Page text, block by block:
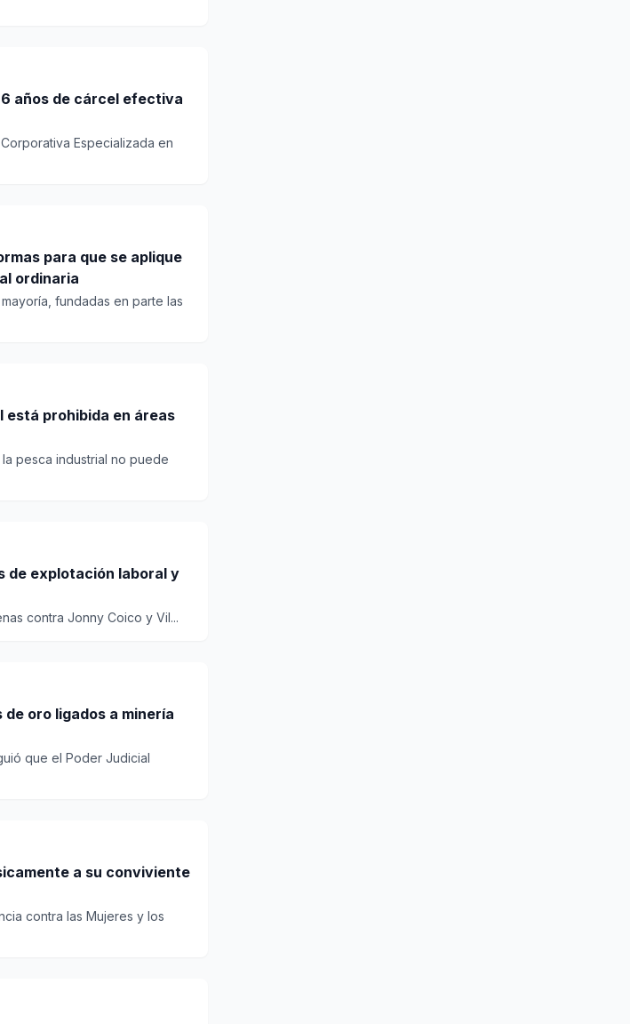
años de cárcel efectiva
Especializada en
para que se aplique
ordinaria
fundadas en parte las
está prohibida en áreas
pesca industrial no puede
de explotación laboral y
contra Jonny Coico y Vil...
oro ligados a minería
que el Poder Judicial
a su conviviente
contra las Mujeres y los